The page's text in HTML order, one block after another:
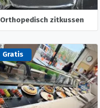
Orthopedisch zitkussen
Gratis